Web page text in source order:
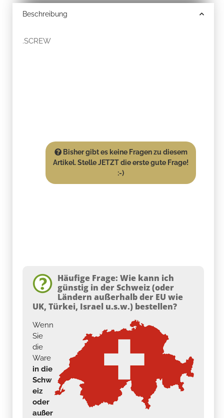
Beschreibung
.SCREW
Bisher gibt es keine Fragen zu diesem
Artikel. Stelle JETZT die erste gute Frage!
:-)
Häufige Frage: Wie kann ich
günstig in der Schweiz (oder
Ländern außerhalb der EU wie
UK, Türkei, Israel u.s.w.) bestellen?
Wenn
Sie
die
Ware
in die
Schw
eiz
oder
außer